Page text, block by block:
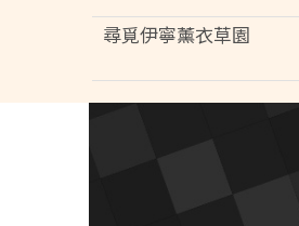
尋覓伊寧薰衣草園